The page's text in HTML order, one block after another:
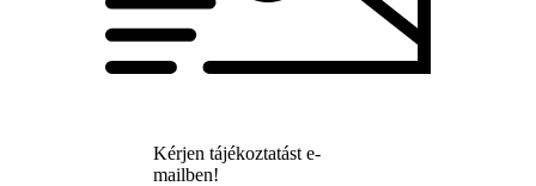
Kérjen tájékoztatást e-
mailben!